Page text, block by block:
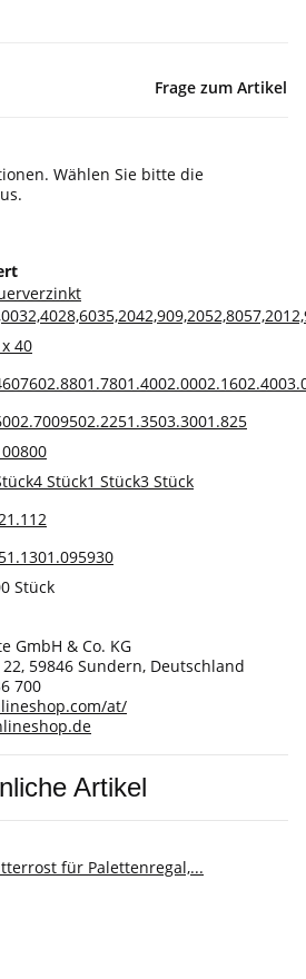
Frage zum Artikel
Wählen Sie bitte die
32,4028,6035,2042,909,2052,8057,20
40
7602.8801.7801.4002.0002.1602.400
2.7009502.2251.3503.3001.825
800
4 Stück1 Stück3 Stück
1.112
1.1301.095930
Stück
GmbH & Co. KG
59846 Sundern, Deutschland
700
at/
Artikel